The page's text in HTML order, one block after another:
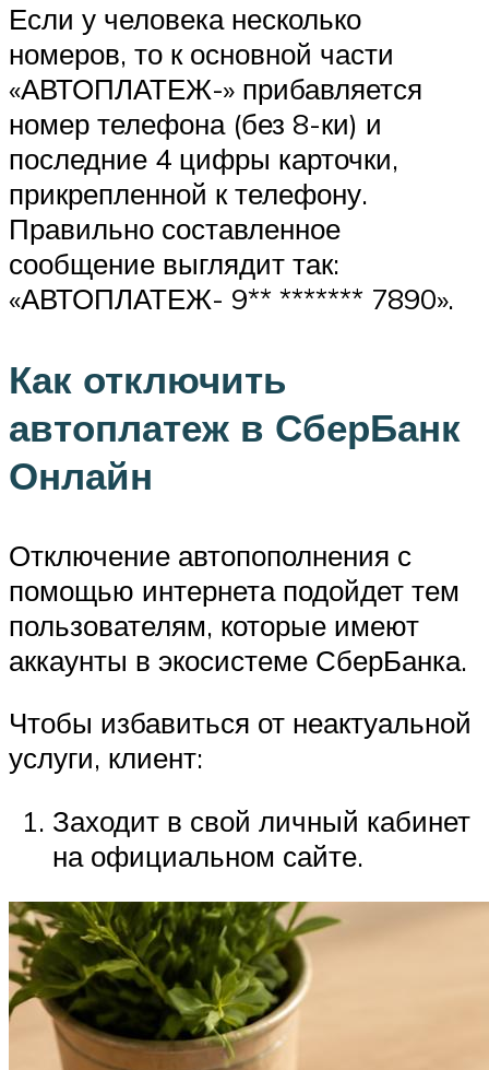
Если у человека несколько
номеров, то к основной части
«АВТОПЛАТЕЖ-» прибавляется
номер телефона (без 8-ки) и
последние 4 цифры карточки,
прикрепленной к телефону.
Правильно составленное
сообщение выглядит так:
«АВТОПЛАТЕЖ- 9** ******* 7890».
Как отключить
автоплатеж в СберБанк
Онлайн
Отключение автопополнения с
помощью интернета подойдет тем
пользователям, которые имеют
аккаунты в экосистеме СберБанка.
Чтобы избавиться от неактуальной
услуги, клиент:
Заходит в свой личный кабинет
на официальном сайте.